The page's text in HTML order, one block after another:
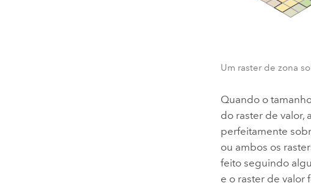
Um raster de zona
Quando o
do raster de valor,
perfeitamente
ou ambos os
feito seguindo
e o raster de valor